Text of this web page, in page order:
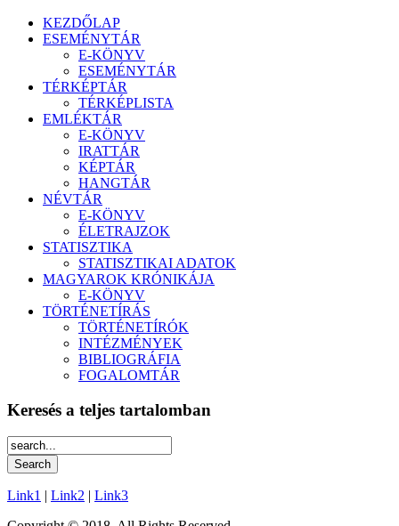
KEZDŐLAP
ESEMÉNYTÁR
E-KÖNYV
ESEMÉNYTÁR
TÉRKÉPTÁR
TÉRKÉPLISTA
EMLÉKTÁR
E-KÖNYV
IRATTÁR
KÉPTÁR
HANGTÁR
NÉVTÁR
E-KÖNYV
ÉLETRAJZOK
STATISZTIKA
STATISZTIKAI ADATOK
MAGYAROK KRÓNIKÁJA
E-KÖNYV
TÖRTÉNETÍRÁS
TÖRTÉNETÍRÓK
INTÉZMÉNYEK
BIBLIOGRÁFIA
FOGALOMTÁR
Keresés a teljes tartalomban
Link1 | Link2 | Link3